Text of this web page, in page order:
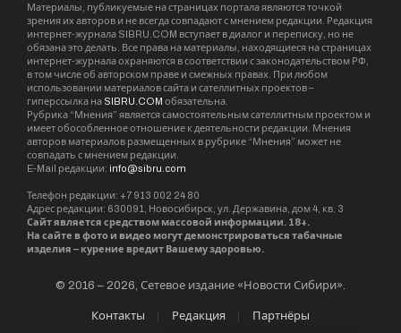
Материалы, публикуемые на страницах портала являются точкой
зрения их авторов и не всегда совпадают с мнением редакции. Редакция
интернет-журнала SIBRU.COM вступает в диалог и переписку, но не
обязана это делать. Все права на материалы, находящиеся на страницах
интернет-журнала охраняются в соответствии с законодательством РФ,
в том числе об авторском праве и смежных правах. При любом
использовании материалов сайта и сателлитных проектов –
гиперссылка на SIBRU.COM обязательна.
Рубрика “Мнения” является самостоятельным сателлитным проектом и
имеет обособленное отношение к деятельности редакции. Мнения
авторов материалов размещенных в рубрике “Мнения” может не
совпадать с мнением редакции.
E-Mail редакции: info@sibru.com
Телефон редакции: +7 913 002 24 80
Адрес редакции: 630091, Новосибирск, ул. Державина, дом 4, кв. 3
Сайт является средством массовой информации. 18+.
На сайте в фото и видео могут демонстрироваться табачные
изделия – курение вредит Вашему здоровью.
© 2016 – 2026, Сетевое издание «Новости Сибири».
Контакты Редакция Партнёры